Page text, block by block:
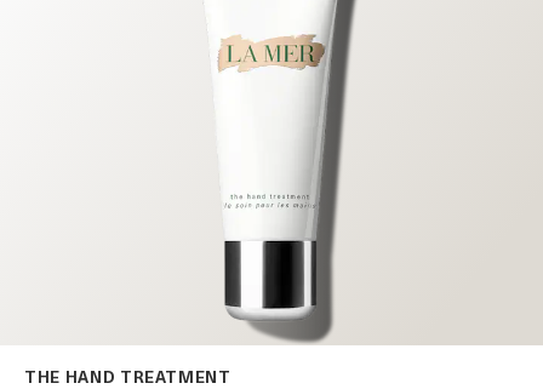
THE HAND TREATMENT